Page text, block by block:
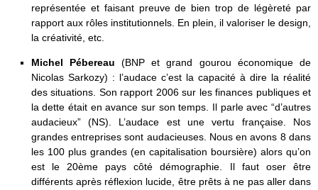
représentée et faisant preuve de bien trop de légèreté par
rapport aux rôles institutionnels. En plein, il valoriser le design,
la créativité, etc.
Michel Pébereau(BNP et grand gourou économique de
Nicolas Sarkozy) : l’audace c’est la capacité à dire la réalité
des situations. Son rapport 2006 sur les finances publiques et
la dette était en avance sur son temps. Il parle avec “d’autres
audacieux” (NS). L’audace est une vertu française. Nos
grandes entreprises sont audacieuses. Nous en avons 8 dans
les 100 plus grandes (en capitalisation boursière) alors qu’on
est le 20ème pays côté démographie. Il faut oser être
différents après réflexion lucide, être prêts à ne pas aller dans